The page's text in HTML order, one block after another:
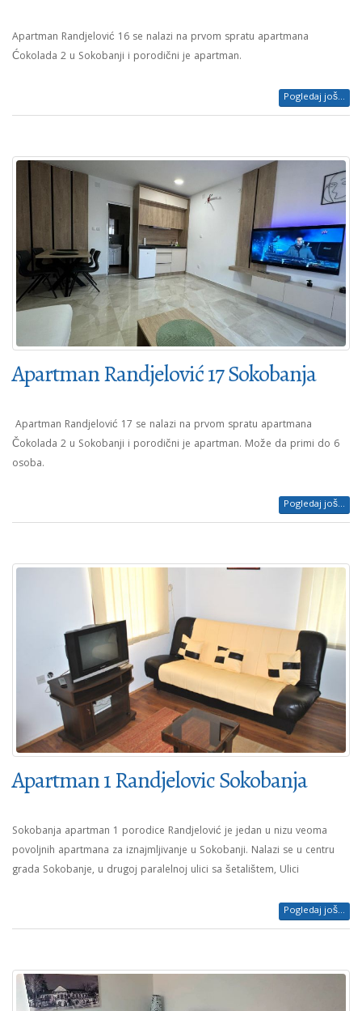
Apartman Randjelović 16 se nalazi na prvom spratu apartmana
Ćokolada 2 u Sokobanji i porodični je apartman.
Pogledaj još...
Apartman Randjelović 17 Sokobanja
Apartman Randjelović 17 se nalazi na prvom spratu apartmana
Čokolada 2 u Sokobanji i porodični je apartman. Može da primi do 6
osoba.
Pogledaj još...
Apartman 1 Randjelovic Sokobanja
Sokobanja apartman 1 porodice Randjelović je jedan u nizu veoma
povoljnih apartmana za iznajmljivanje u Sokobanji. Nalazi se u centru
grada Sokobanje, u drugoj paralelnoj ulici sa šetalištem, Ulici
Pogledaj još...